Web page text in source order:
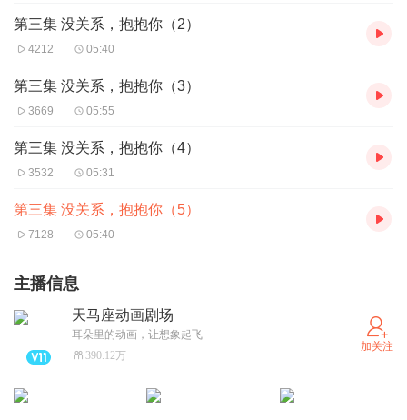
第三集 没关系，抱抱你（2）
4212 05:40
第三集 没关系，抱抱你（3）
3669 05:55
第三集 没关系，抱抱你（4）
3532 05:31
第三集 没关系，抱抱你（5）
7128 05:40
主播信息
天马座动画剧场
耳朵里的动画，让想象起飞
390.12万
加关注